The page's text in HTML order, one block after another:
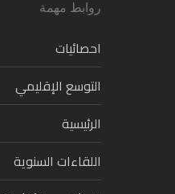
روابط مهمة
احصائيات
التوسع الإقليمي
الرئيسية
اللقاءات السنوية